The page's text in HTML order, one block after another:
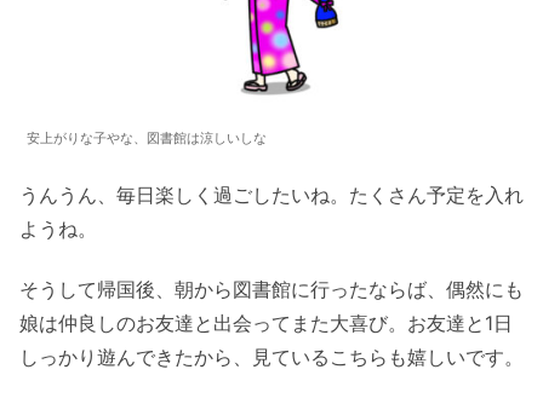
安上がりな子やな、図書館は涼しいしな
うんうん、毎日楽しく過ごしたいね。たくさん予定を入れ
ようね。
そうして帰国後、朝から図書館に行ったならば、偶然にも
娘は仲良しのお友達と出会ってまた大喜び。お友達と1日
しっかり遊んできたから、見ているこちらも嬉しいです。